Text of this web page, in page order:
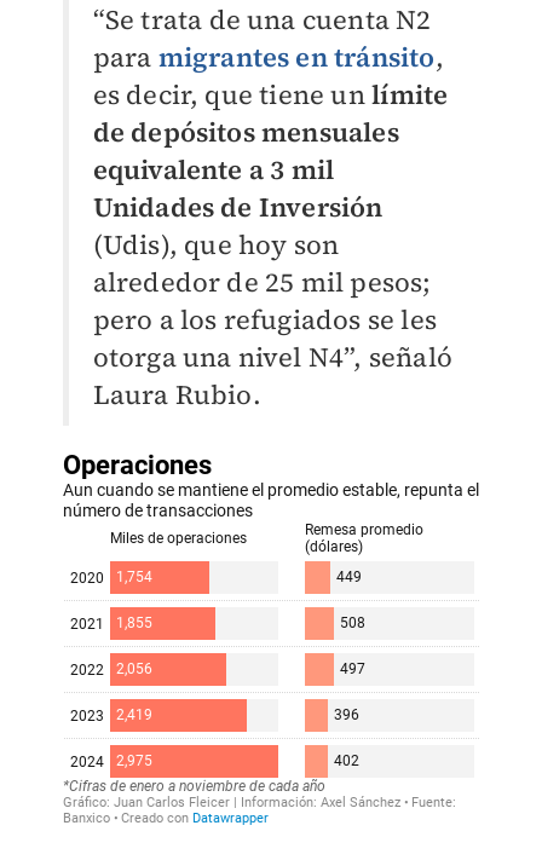
“Se trata de una cuenta N2
para migrantes en tránsito,
es decir, que tiene unlímite
de depósitos mensuales
equivalente a 3 mil
Unidades de Inversión
(Udis), que hoy son
alrededor de 25 mil pesos;
pero a los refugiados se les
otorga una nivel N4”, señaló
Laura Rubio.